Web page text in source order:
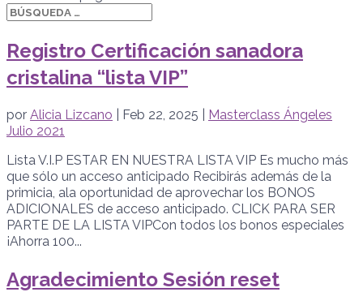
Registro Certificación sanadora
cristalina “lista VIP”
por Alicia Lizcano Feb 22, 2025
Masterclass Ángeles
Julio 2021
Lista V.I.P ESTAR EN NUESTRA LISTA VIP Es mucho más
que sólo un acceso anticipado Recibirás además de la
primicia, ala oportunidad de aprovechar los BONOS
ADICIONALES de acceso anticipado. CLICK PARA SER
PARTE DE LA LISTA VIPCon todos los bonos especiales
¡Ahorra 100...
Agradecimiento Sesión reset